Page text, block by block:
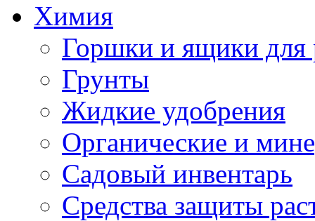
Химия
Горшки и ящики для
Грунты
Жидкие удобрения
Органические и
Садовый инвентарь
Средства защиты